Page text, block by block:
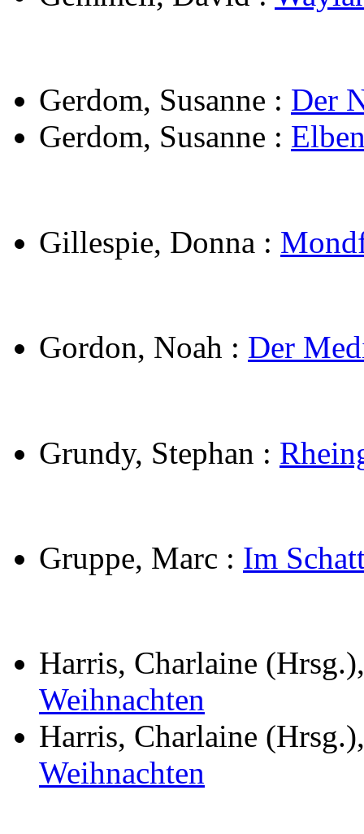
Gerdom, Susanne : Der
Gerdom, Susanne :
Gillespie, Donna :
Gordon, Noah : Der
Grundy, Stephan :
Gruppe, Marc : Im
Harris, Charlaine
Weihnachten
Harris, Charlaine
Weihnachten